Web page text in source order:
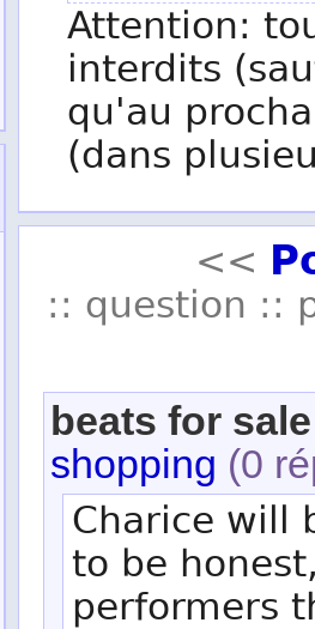
Attention:
interdits
qu'au
(dans
<<
:: question ::
beats for sale
shopping (0
Charice will
to be
performers